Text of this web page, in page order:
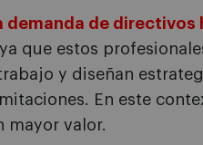
demanda de directivos
que estos
y diseñan
En este
mayor valor.